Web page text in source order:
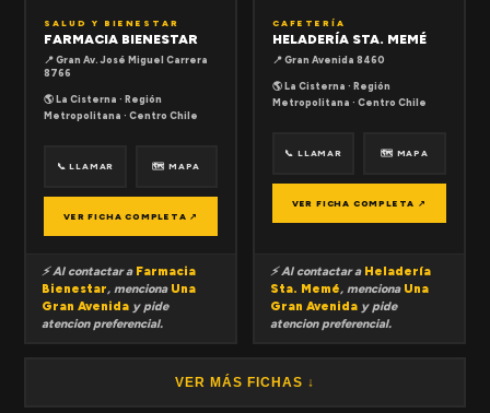
SALUD Y BIENESTAR
FARMACIA BIENESTAR
📍 Gran Av. José Miguel Carrera
8766
🌎 La Cisterna · Región
Metropolitana · Centro Chile
📞 LLAMAR 🗺 MAPA
VER FICHA COMPLETA ↗
⚡ Al contactar a Farmacia
Bienestar, menciona Una
Gran Avenida y pide
atencion preferencial.
CAFETERÍA
HELADERÍA STA. MEMÉ
📍 Gran Avenida 8460
🌎 La Cisterna · Región
Metropolitana · Centro Chile
📞 LLAMAR 🗺 MAPA
VER FICHA COMPLETA ↗
⚡ Al contactar a Heladería
Sta. Memé, menciona Una
Gran Avenida y pide
atencion preferencial.
VER MÁS FICHAS ↓